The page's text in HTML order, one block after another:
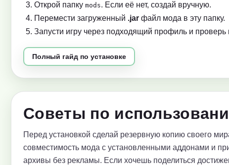
Открой папку mods. Если её нет, создай вручную.
Перемести загруженный .jar файл мода в эту папку.
Запусти игру через подходящий профиль и проверь
Полный гайд по установке
Советы по
Перед установкой сделай резервную копию своего
совместимость мода с установленными аддонами и
архивы без рекламы. Если хочешь поделиться